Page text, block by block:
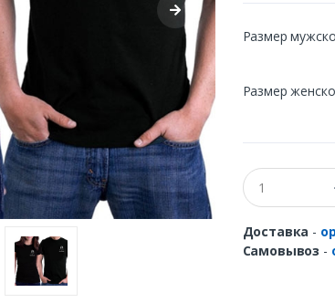
Размер
Размер
Доставка -
Самовывоз -